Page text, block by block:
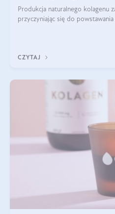
Produkcja naturalnego kolagenu
przyczyniając się do
CZYTAJ